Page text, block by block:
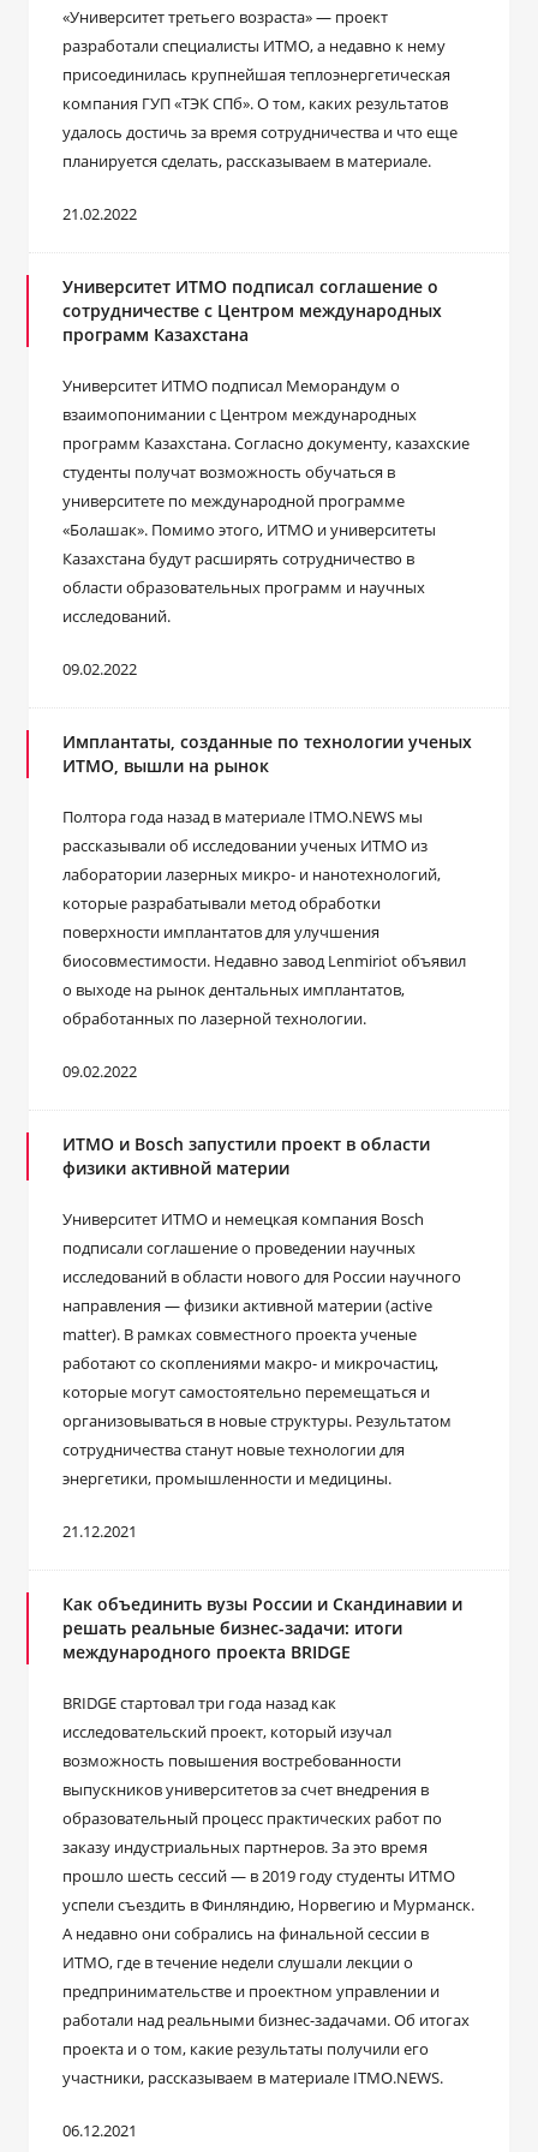
«Университет третьего возраста» ― проект
разработали специалисты ИТМО, а недавно к нему
присоединилась крупнейшая теплоэнергетическая
компания ГУП «ТЭК СПб». О том, каких результатов
удалось достичь за время сотрудничества и что еще
планируется сделать, рассказываем в материале.
21.02.2022
Университет ИТМО подписал соглашение о
сотрудничестве с Центром международных
программ Казахстана
Университет ИТМО подписал Меморандум о
взаимопонимании с Центром международных
программ Казахстана. Согласно документу, казахские
студенты получат возможность обучаться в
университете по международной программе
«Болашак». Помимо этого, ИТМО и университеты
Казахстана будут расширять сотрудничество в
области образовательных программ и научных
исследований.
09.02.2022
Имплантаты, созданные по технологии ученых
ИТМО, вышли на рынок
Полтора года назад в материале ITMO.NEWS мы
рассказывали об исследовании ученых ИТМО из
лаборатории лазерных микро- и нанотехнологий,
которые разрабатывали метод обработки
поверхности имплантатов для улучшения
биосовместимости. Недавно завод Lenmiriot объявил
о выходе на рынок дентальных имплантатов,
обработанных по лазерной технологии.
09.02.2022
ИТМО и Bosch запустили проект в области
физики активной материи
Университет ИТМО и немецкая компания Bosch
подписали соглашение о проведении научных
исследований в области нового для России научного
направления — физики активной материи (active
matter). В рамках совместного проекта ученые
работают со скоплениями макро- и микрочастиц,
которые могут самостоятельно перемещаться и
организовываться в новые структуры. Результатом
сотрудничества станут новые технологии для
энергетики, промышленности и медицины.
21.12.2021
Как объединить вузы России и Скандинавии и
решать реальные бизнес-задачи: итоги
международного проекта BRIDGE
BRIDGE стартовал три года назад как
исследовательский проект, который изучал
возможность повышения востребованности
выпускников университетов за счет внедрения в
образовательный процесс практических работ по
заказу индустриальных партнеров. За это время
прошло шесть сессий — в 2019 году студенты ИТМО
успели съездить в Финляндию, Норвегию и Мурманск.
А недавно они собрались на финальной сессии в
ИТМО, где в течение недели слушали лекции о
предпринимательстве и проектном управлении и
работали над реальными бизнес-задачами. Об итогах
проекта и о том, какие результаты получили его
участники, рассказываем в материале ITMO.NEWS.
06.12.2021